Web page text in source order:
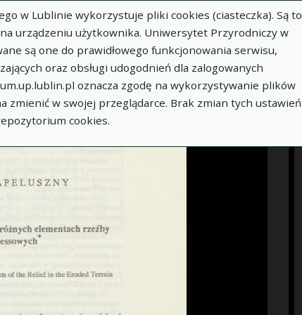
w Lublinie wykorzystuje pliki cookies (ciasteczka). Są to
urządzeniu użytkownika. Uniwersytet Przyrodniczy w
są one do prawidłowego funkcjonowania serwisu,
oraz obsługi udogodnień dla zalogowanych
oznacza zgodę na wykorzystywanie plików
zmienić w swojej przeglądarce. Brak zmian tych ustawień
cookies.
WIĘCEJ INFORMACJI